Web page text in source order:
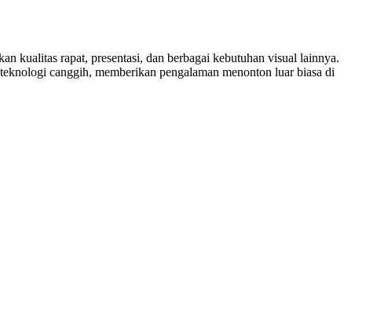
kualitas rapat, presentasi, dan berbagai kebutuhan visual lainnya.
canggih, memberikan pengalaman menonton luar biasa di